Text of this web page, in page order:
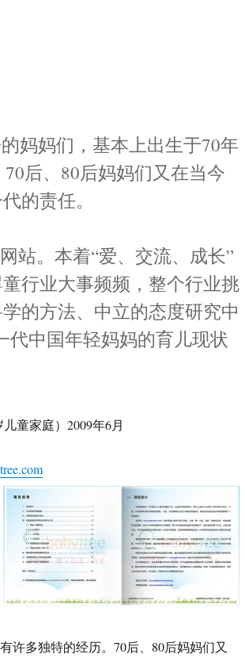
妈妈们，基本上出生于70年
后、80后妈妈们又在当今
的责任。
站。本着“爱、交流、成长”
行业大事频频，整个行业挑
的方法、中立的态度研究中
代中国年轻妈妈的育儿现状
童家庭）2009年6月
许多独特的经历。70后、80后妈妈们又